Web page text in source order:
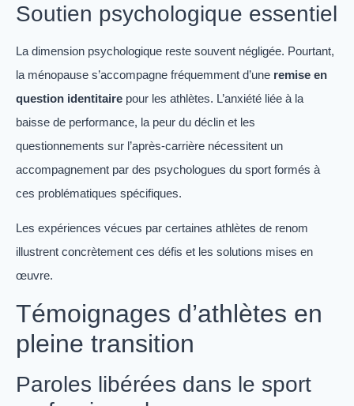
Soutien psychologique essentiel
La dimension psychologique reste souvent négligée. Pourtant,
la ménopause s’accompagne fréquemment d’une remise en
question identitaire pour les athlètes. L’anxiété liée à la
baisse de performance, la peur du déclin et les
questionnements sur l’après-carrière nécessitent un
accompagnement par des psychologues du sport formés à
ces problématiques spécifiques.
Les expériences vécues par certaines athlètes de renom
illustrent concrètement ces défis et les solutions mises en
œuvre.
Témoignages d’athlètes en
pleine transition
Paroles libérées dans le sport